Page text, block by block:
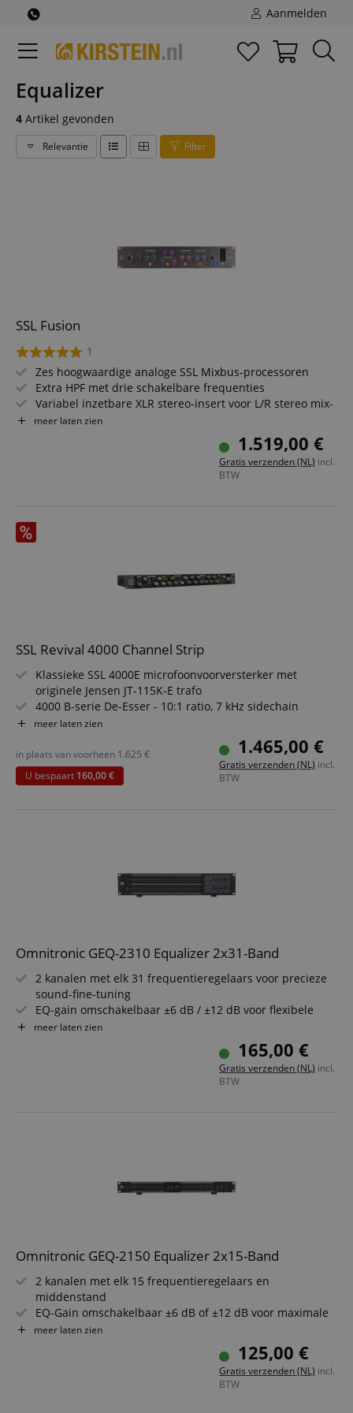
Aanmelden
Equalizer
4 Artikel gevonden
Relevantie Filter
SSL Fusion
1
Zes hoogwaardige analoge SSL Mixbus-processoren
Extra HPF met drie schakelbare frequenties
Variabel inzetbare XLR stereo-insert voor L/R stereo mix-
of Mid/Side signaalbewerking
XLR-aansluitingen voor alle in- en uitgangen
meer laten zien
1.519,00 €
Gratis verzenden (NL) incl.
BTW
SSL Revival 4000 Channel Strip
Klassieke SSL 4000E microfoonvoorversterker met
originele Jensen JT-115K-E trafo
4000 B-serie De-Esser - 10:1 ratio, 7 kHz sidechain
Originele 4000E dynamics - compressor/gate met RMS-
Brown- & Black-Knob EQ - twee legendarische 4-band
EQ's in één module
Flexibele routingopties - insert, sidechain (key), variabele
meer laten zien
1.465,00 €
Gratis verzenden (NL) incl.
BTW
in plaats van voorheen 1.625 €
U bespaart 160,00 €
Omnitronic GEQ-2310 Equalizer 2x31-Band
2 kanalen met elk 31 frequentieregelaars voor precieze
sound-fine-tuning
EQ-gain omschakelbaar ±6 dB / ±12 dB voor flexibele
pegelaanpassing
Hi-Cut regelbaar van 3?40 kHz en Low-Cut van 10?250 Hz
Ingangen en uitgangen via XLR en 6,3 mm jack voor
meer laten zien
165,00 €
Gratis verzenden (NL) incl.
BTW
Omnitronic GEQ-2150 Equalizer 2x15-Band
2 kanalen met elk 15 frequentieregelaars en
middenstand
EQ-Gain omschakelbaar ±6 dB of ±12 dB voor maximale
controle
Aparte volumeregeling per kanaal voor flexibiliteit
Bypass-schakelaar maakt directe vergelijking tussen
XLR- en jack in- en uitgangen voor professionele
meer laten zien
125,00 €
Gratis verzenden (NL) incl.
BTW